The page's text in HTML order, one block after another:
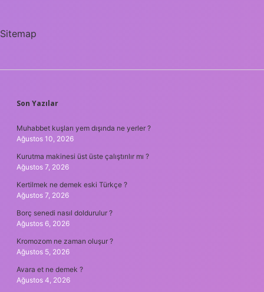
Sitemap
SIDEBAR
Son Yazılar
Muhabbet kuşları yem dışında ne yerler ?
Ağustos 10, 2026
Kurutma makinesi üst üste çalıştırılır mı ?
Ağustos 7, 2026
Kertilmek ne demek eski Türkçe ?
Ağustos 7, 2026
Borç senedi nasıl doldurulur ?
Ağustos 6, 2026
Kromozom ne zaman oluşur ?
Ağustos 5, 2026
Avara et ne demek ?
Ağustos 4, 2026